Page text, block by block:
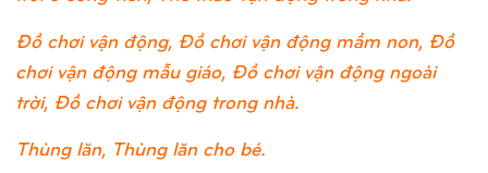
Đồ chơi vận động, Đồ chơi vận động mầm non, Đồ
chơi vận động mẫu giáo, Đồ chơi vận động ngoài
trời, Đồ chơi vận động trong nhà.
Thùng lăn, Thùng lăn cho bé.